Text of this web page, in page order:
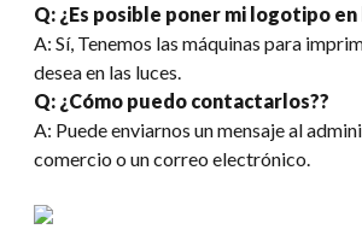
Q: ¿Es posible poner mi logotipo en
A: Sí, Tenemos las máquinas para
desea en las luces.
Q: ¿Cómo puedo contactarlos??
A: Puede enviarnos un mensaje al
comercio o un correo electrónico.